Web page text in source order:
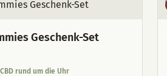
Geschenk-Set
rund um die Uhr